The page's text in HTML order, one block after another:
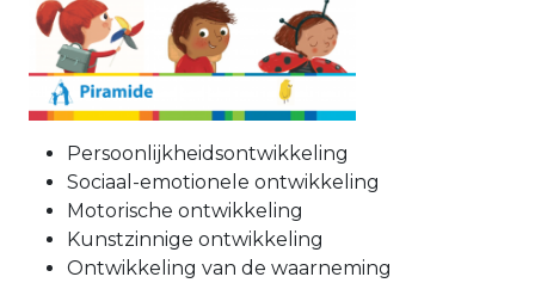
Persoonlijkheidsontwikkeling
Sociaal-emotionele ontwikkeling
Motorische ontwikkeling
Kunstzinnige ontwikkeling
Ontwikkeling van de waarneming